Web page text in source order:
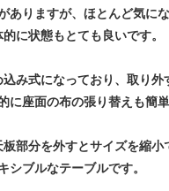
ありますが、ほとんど気に
に状態もとても良いです。
み式になっており、取り外
に座面の布の張り替えも簡単
部分を外すとサイズを縮小
シブルなテーブルです。